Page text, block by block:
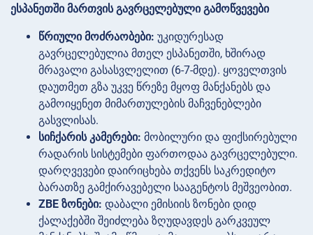
ესპანეთში მართვის გავრცელებული გამოწვევები
წრიული მოძრაობები: უკიდურესად
გავრცელებულია მთელ ესპანეთში, ხშირად
მრავალი გასასვლელით (6-7-მდე). ყოველთვის
დაუთმეთ გზა უკვე წრეზე მყოფ მანქანებს და
გამოიყენეთ მიმართულების მაჩვენებლები
გასვლისას.
სიჩქარის კამერები: მობილური და ფიქსირებული
რადარის სისტემები ფართოდაა გავრცელებული.
დარღვევები დაირიცხება თქვენს საკრედიტო
ბარათზე გამქირავებელი სააგენტოს მეშვეობით.
ZBE ზონები: დაბალი ემისიის ზონები დიდ
ქალაქებში შეიძლება ზღუდავდეს გარკვეულ